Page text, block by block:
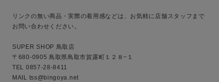
リンクの無い商品・実際の着用感などは、お気軽に店舗スタッフまで
お問い合わせください。
SUPER SHOP 鳥取店
〒680-0905 鳥取県鳥取市賀露町１２８−１
TEL 0857-28-8411
MAIL tss@bingoya.net